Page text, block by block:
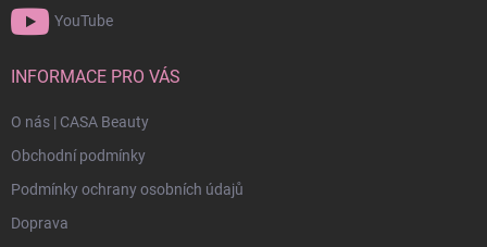
YouTube
INFORMACE PRO VÁS
O nás | CASA Beauty
Obchodní podmínky
Podmínky ochrany osobních údajů
Doprava